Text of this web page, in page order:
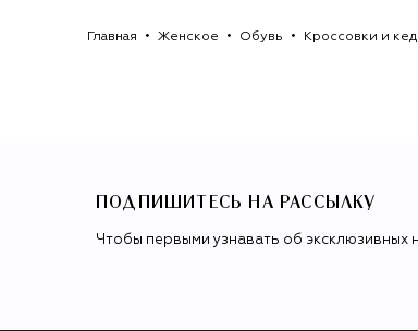
Главная Женское Обувь Кроссовки и
ПОДПИШИТЕСЬ НА РАССЫЛКУ
Чтобы первыми узнавать об эксклюзивных